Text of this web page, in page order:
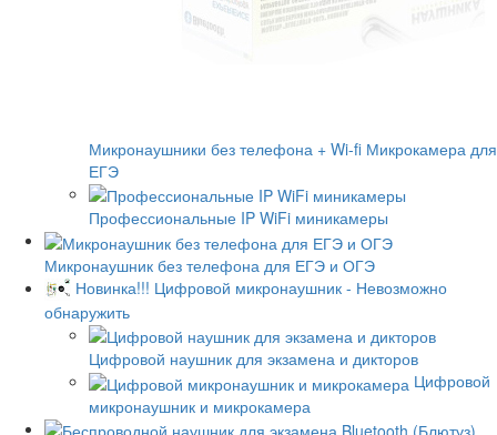
Микронаушники без телефона + Wi-fi Микрокамера для
ЕГЭ
Профессиональные IP WiFi миникамеры
Микронаушник без телефона для ЕГЭ и ОГЭ
Новинка!!! Цифровой микронаушник - Невозможно
обнаружить
Цифровой наушник для экзамена и дикторов
Цифровой
микронаушник и микрокамера